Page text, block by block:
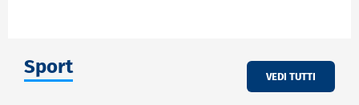
Sport VEDI TUTTI